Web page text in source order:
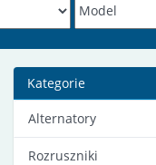
Kategorie
Alternatory
Rozruszniki